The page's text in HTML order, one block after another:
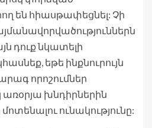
են հիասթափեցնել: Չի
դուք նկատելի
եթե ինքնուրույն
որոշումներ
առօրյա խնդիրներին
ունակությունը: